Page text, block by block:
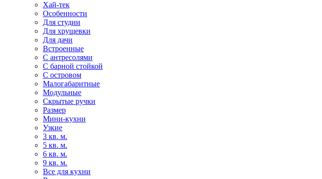
Хай-тек
Особенности
Для студии
Для хрущевки
Для дачи
Встроенные
С антресолями
С барной стойкой
С островом
Малогабаритные
Модульные
Скрытые ручки
Размер
Мини-кухни
Узкие
3 кв. м.
5 кв. м.
6 кв. м.
9 кв. м.
Все для кухни